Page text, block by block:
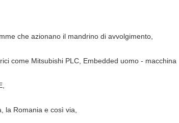
che azionano il mandrino di avvolgimento,
come Mitsubishi PLC, Embedded uomo - macchina
la Romania e così via,